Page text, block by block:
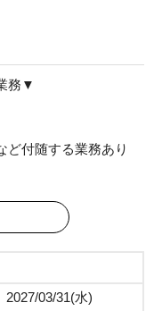
務▼
ど付随する業務あり
働8時間（休憩60分）
2027/03/31(水)